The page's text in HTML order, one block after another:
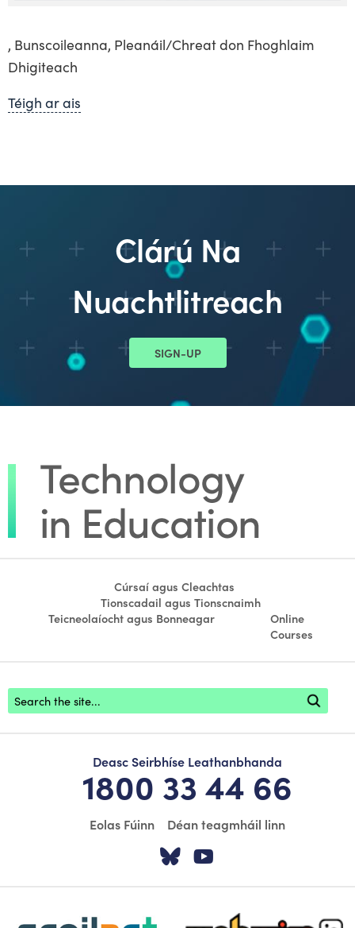
, Bunscoileanna, Pleanáil/Chreat don Fhoghlaim
Dhigiteach
Téigh ar ais
Clárú Na
Nuachtlitreach
SIGN-UP
Cúrsaí agus Cleachtas
Tionscadail agus Tionscnaimh
Teicneolaíocht agus Bonneagar
Online
Courses
Footer search
Deasc Seirbhíse Leathanbhanda
1800 33 44 66
Eolas Fúinn Déan teagmháil linn
Tabhair cuairt ar
scoilnet-footer-logo3 webwise-logo-sticky